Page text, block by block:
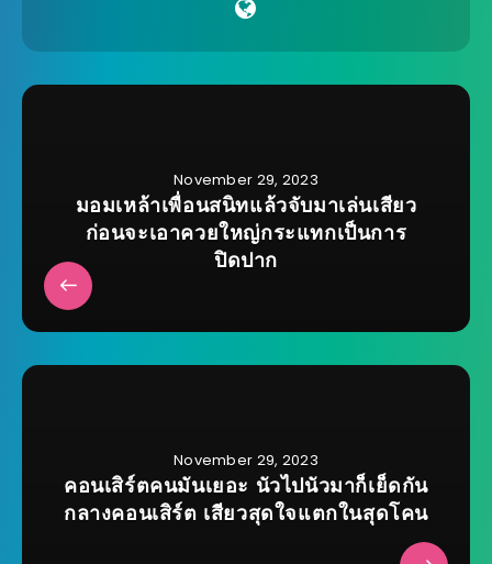
November 29, 2023
มอมเหล้าเพื่อนสนิทแล้วจับมาเล่นเสียว
ก่อนจะเอาควยใหญ่กระแทกเป็นการ
ปิดปาก
November 29, 2023
คอนเสิร์ตคนมันเยอะ นัวไปนัวมาก็เย็ดกัน
กลางคอนเสิร์ต เสียวสุดใจแตกในสุดโคน